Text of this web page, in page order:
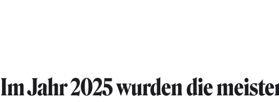
Im Jahr 2025 wurden die